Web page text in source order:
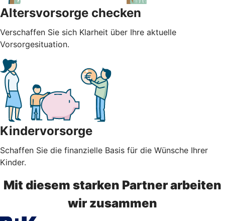
Altersvorsorge checken
Verschaffen Sie sich Klarheit über Ihre aktuelle
Vorsorgesituation.
Kindervorsorge
Schaffen Sie die finanzielle Basis für die Wünsche Ihrer
Kinder.
Mit diesem starken Partner arbeiten
wir zusammen